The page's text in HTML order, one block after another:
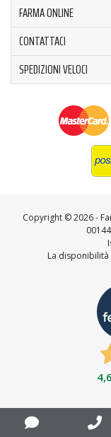
FARMA ONLINE
CONTATTACI
SPEDIZIONI VELOCI
Copyright ©2026 -
La
4,6